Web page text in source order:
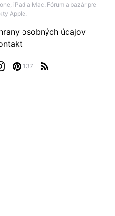
iPad a Mac. Fórum a bazár pre
Apple.
137
osobných údajov